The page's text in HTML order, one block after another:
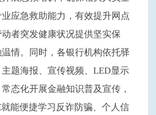
应急救助能力，有效提升网点
者突发健康状况提供坚实保
情。同时，各银行机构依托驿
题海报、宣传视频、LED显示
态化开展金融知识普及宣传，
能便捷学习反诈防骗、个人信